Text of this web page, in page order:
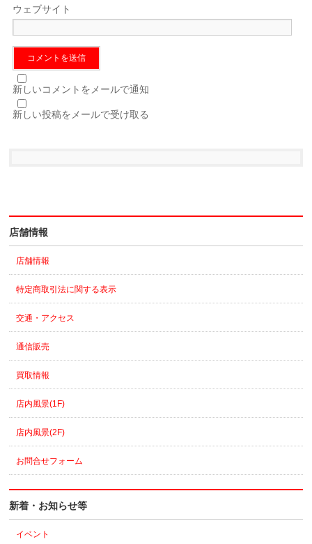
ウェブサイト
新しいコメントをメールで通知
新しい投稿をメールで受け取る
店舗情報
店舗情報
特定商取引法に関する表示
交通・アクセス
通信販売
買取情報
店内風景(1F)
店内風景(2F)
お問合せフォーム
新着・お知らせ等
イベント